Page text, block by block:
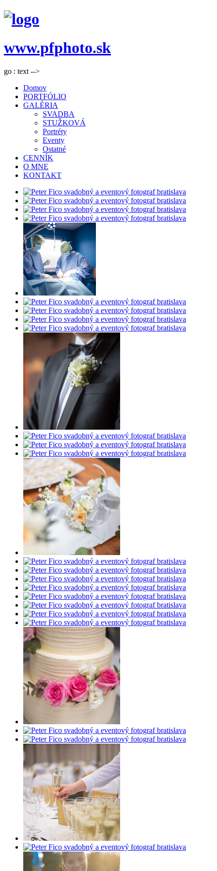
www.pfphoto.sk
go : text -->
Domov
PORTFÓLIO
GALÉRIA
SVADBA
STUŽKOVÁ
Portréty
Eventy
Ostatné
CENNÍK
O MNE
KONTAKT